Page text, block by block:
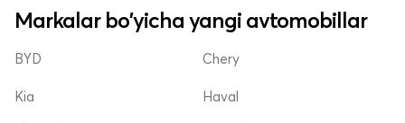
Markalar bo'yicha yangi avtomobillar
BYD
Kia
Chery
Haval